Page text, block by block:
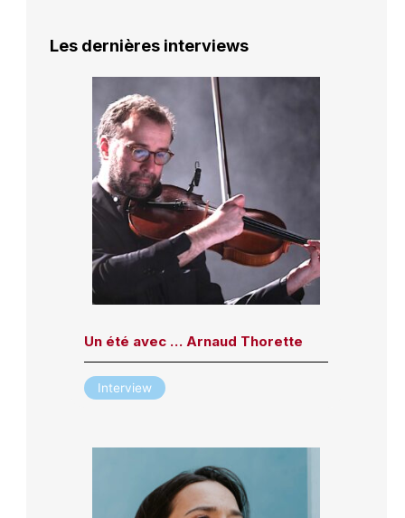
Les dernières interviews
Un été avec … Arnaud Thorette
Interview